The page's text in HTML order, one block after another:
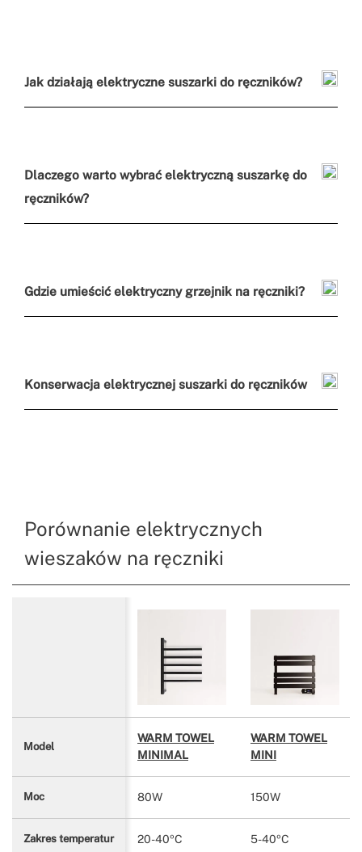
Jak działają elektryczne suszarki do ręczników?
Dlaczego warto wybrać elektryczną suszarkę do
ręczników?
Gdzie umieścić elektryczny grzejnik na ręczniki?
Konserwacja elektrycznej suszarki do ręczników
Porównanie elektrycznych
wieszaków na ręczniki
Model
WARM TOWEL
MINIMAL
WARM TOWEL
MINI
Moc 80W 150W
Zakres temperatur 20-40ºC 5-40ºC